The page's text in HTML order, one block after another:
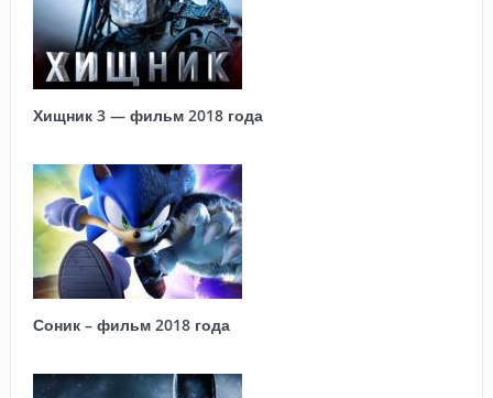
Хищник 3 — фильм 2018 года
Соник – фильм 2018 года